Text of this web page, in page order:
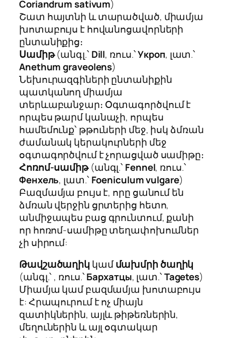
Coriandrum sativum)
Շատ հայտնի և տարածված, միամյա
խոտաբույս է հովանոցավորների
ընտանիքից։
Սամիթ(անգլ.՝Dill, ռուս.՝Укроп, լատ.՝
Anethum graveolens)
Նեխուրազգիների ընտանիքին
պատկանող միամյա
տերևաբանջար։ Օգտագործվում է
որպես թարմ կանաչի, որպես
համեմունք՝ թթուների մեջ, իսկ ձմռան
ժամանակ կերակուրների մեջ
օգտագործվում է չորացված սամիթը։
Հոռոմ-սամիթ(անգլ.՝Fennel, ռուս.՝
Фенхель, լատ.՝Foeniculum vulgare)
Բազմամյա բույս է, որը ցանում են
ձմռան վերջին ցրտերից հետո,
անմիջապես բաց գրունտում, քանի
որ հոռոմ-սամիթը տեղափոխումներ
չի սիրում:
Թավշածաղիկ կամմախմրի ծաղիկ
(անգլ.՝ , ռուս.՝Бархатцы, լատ.՝Tagetes)
Միամյա կամ բազմամյա խոտաբույս
է: Հրապուրում է ոչ միայն
զատիկներին, այլև թիթեռներին,
մեղուներին և այլ օգտակար